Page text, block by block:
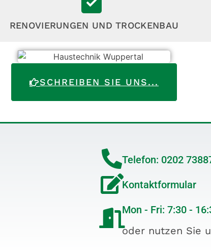
RENOVIERUNGEN UND TROCKENBAU
SCHREIBEN SIE UNS...
Telefon: 0202
Kontaktformular
Mon - Fri: 7:30 -
oder nutzen Sie